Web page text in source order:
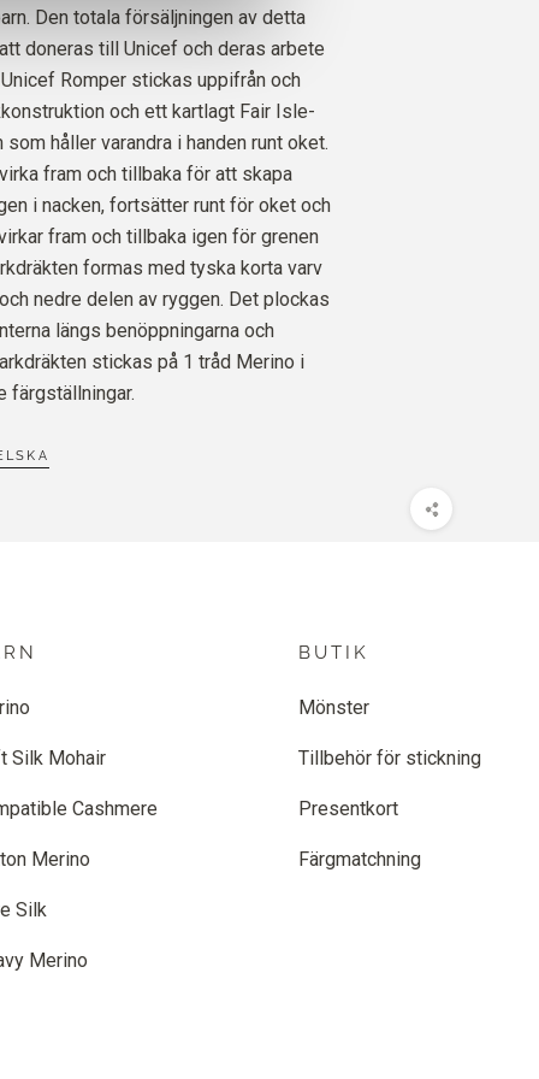
1ST. 9EURO
Den totala försäljningen av detta
doneras till Unicef och deras arbete
Romper stickas uppifrån och
och ett kartlagt Fair Isle-
håller varandra i handen runt oket.
fram och tillbaka för att skapa
i nacken, fortsätter runt för oket och
fram och tillbaka igen för grenen
formas med tyska korta varv
nedre delen av ryggen. Det plockas
längs benöppningarna och
stickas på 1 tråd Merino i
färgställningar.
Silk Mohair
Cashmere
Merino
Silk
Merino
BUTIK
Mönster
Tillbehör för stickning
Presentkort
Färgmatchning